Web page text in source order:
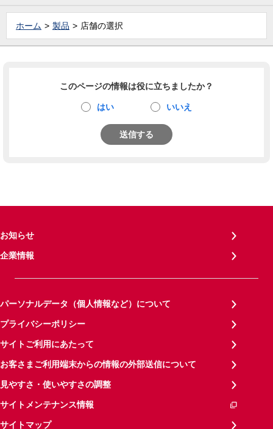
ホーム 製品 店舗の選択
このページの情報は役に立ちましたか？
はい いいえ
送信する
お知らせ
企業情報
パーソナルデータ（個人情報など）について
プライバシーポリシー
サイトご利用にあたって
お客さまご利用端末からの情報の外部送信について
見やすさ・使いやすさの調整
サイトメンテナンス情報
サイトマップ